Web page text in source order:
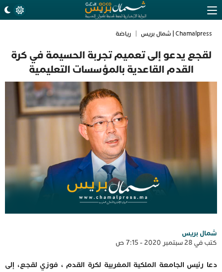
Chamalpress | شمال بريس رياضة
لقجع يدعو إلى تعميم تجربة الحسيمة في كرة
القدم القاعدية بالمؤسسات التعليمية
شمال بريس
كتب في 28 سبتمبر 2020 - 7:15 ص
دعا رئيس الجامعة الملكية المغربية لكرة القدم ، فوزي لقجع، إلى